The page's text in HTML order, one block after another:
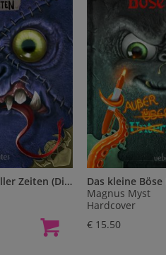
Das Böseste Buch aller Zeiten (Die Bösen Bücher, Bd. 3)
Magnus Myst
Hardcover
€ 15.50